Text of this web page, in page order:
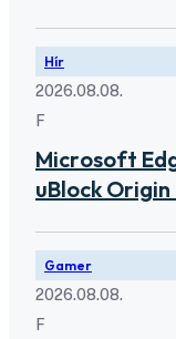
Hír
2026.08.08.
F
Microsoft
uBlock
Gamer
2026.08.08.
F